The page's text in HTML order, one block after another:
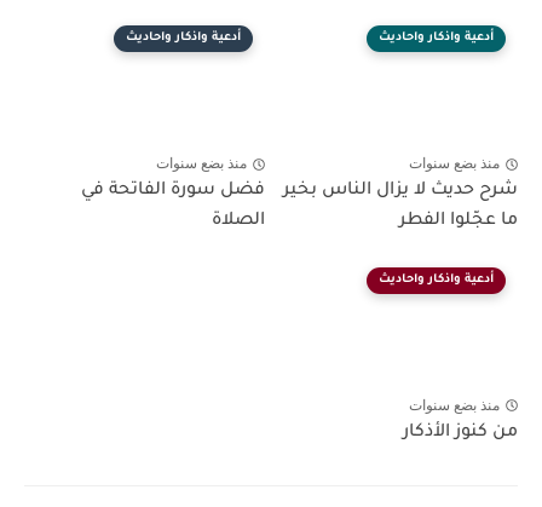
أدعية واذكار واحاديث
منذ بضع سنوات
شرح حديث لا يزال الناس بخير
ما عجّلوا الفطر
أدعية واذكار واحاديث
منذ بضع سنوات
فضل سورة الفاتحة في
الصلاة
أدعية واذكار واحاديث
منذ بضع سنوات
من كنوز الأذكار